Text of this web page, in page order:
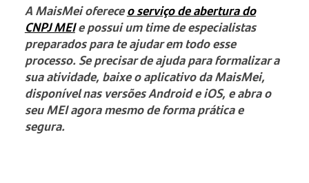
A MaisMei ofereceo serviço de abertura do
CNPJ MEIe possui um time de especialistas
preparados para te ajudar em todo esse
processo. Se precisar de ajuda para formalizar a
sua atividade, baixe o aplicativo da MaisMei,
disponível nas versões Android e iOS, e abra o
seu MEI agora mesmo de forma prática e
segura.